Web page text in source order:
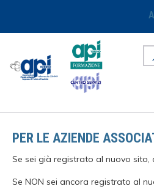
PER LE AZIENDE
Se sei già registrato al nuovo sito,
Se NON sei ancora registrato al